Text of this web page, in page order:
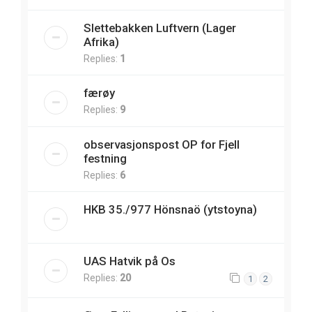
Slettebakken Luftvern (Lager
Afrika)
Replies: 1
færøy
Replies: 9
observasjonspost OP for Fjell
festning
Replies: 6
HKB 35./977 Hönsnaö (ytstoyna)
UAS Hatvik på Os
Replies: 20 1 2